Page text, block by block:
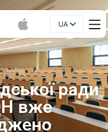
UA
EN
ради
вже